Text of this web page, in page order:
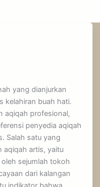
yang dianjurkan
kelahiran buah hati.
aqiqah profesional,
penyedia aqiqah
Salah satu yang
aqiqah artis, yaitu
sejumlah tokoh
dari kalangan